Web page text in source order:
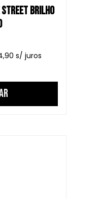
BRILHO